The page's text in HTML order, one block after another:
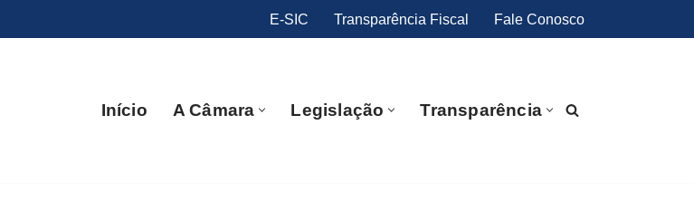
E-SIC Transparência Fiscal Fale Conosco
Início A Câmara Legislação Transparência